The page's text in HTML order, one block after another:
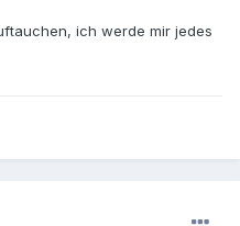
ich werde mir jedes